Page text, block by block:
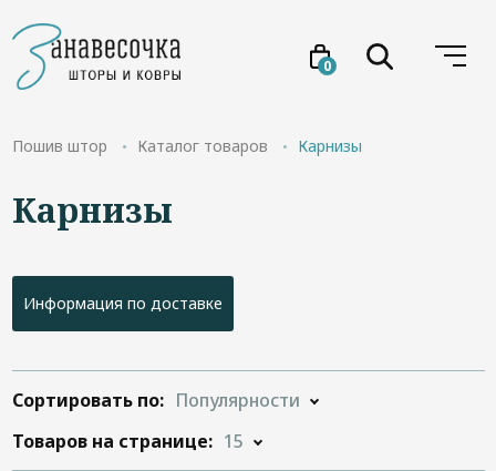
0
Услуги
Проекты
Отзывы
Пошив штор Каталог товаров Карнизы
Карнизы
Информация по доставке
Сортировать по: Популярности
Товаров на странице: 15